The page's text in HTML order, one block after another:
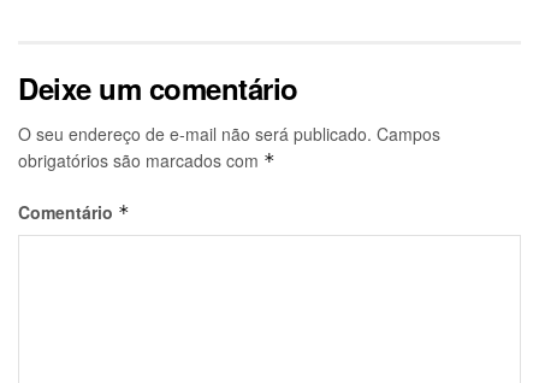
Deixe um comentário
O seu endereço de e-mail não será publicado. Campos
obrigatórios são marcados com *
Comentário *